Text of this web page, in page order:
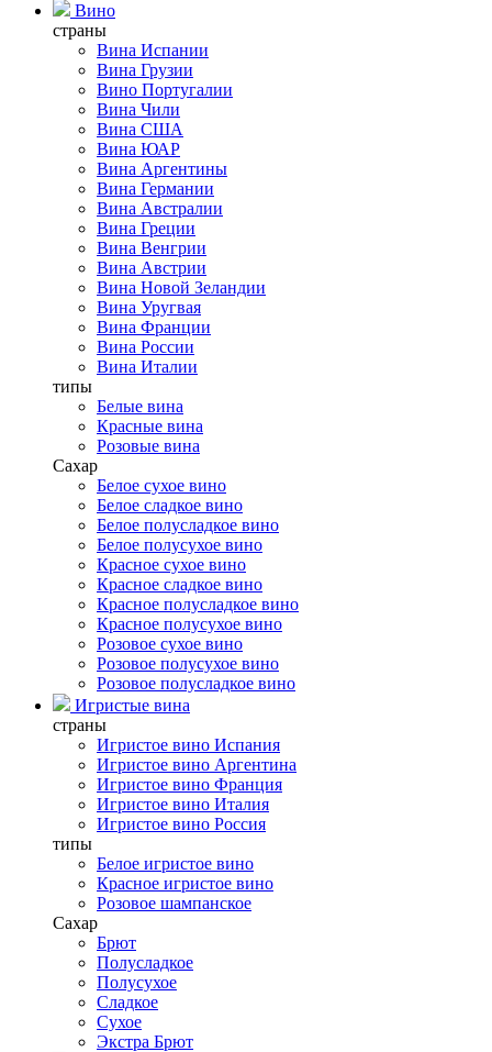
Вино
страны
Вина Испании
Вина Грузии
Вино Португалии
Вина Чили
Вина США
Вина ЮАР
Вина Аргентины
Вина Германии
Вина Австралии
Вина Греции
Вина Венгрии
Вина Австрии
Вина Новой Зеландии
Вина Уругвая
Вина Франции
Вина России
Вина Италии
типы
Белые вина
Красные вина
Розовые вина
Сахар
Белое сухое вино
Белое сладкое вино
Белое полусладкое вино
Белое полусухое вино
Красное сухое вино
Красное сладкое вино
Красное полусладкое вино
Красное полусухое вино
Розовое сухое вино
Розовое полусухое вино
Розовое полусладкое вино
Игристые вина
страны
Игристое вино Испания
Игристое вино Аргентина
Игристое вино Франция
Игристое вино Италия
Игристое вино Россия
типы
Белое игристое вино
Красное игристое вино
Розовое шампанское
Сахар
Брют
Полусладкое
Полусухое
Сладкое
Сухое
Экстра Брют